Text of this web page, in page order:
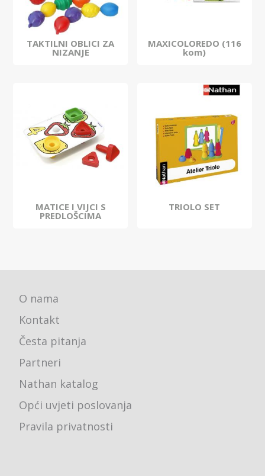
TAKTILNI OBLICI ZA
NIZANJE
MAXICOLOREDO (116
kom)
MATICE I VIJCI S
PREDLOŠCIMA
TRIOLO SET
O nama
Kontakt
Česta pitanja
Partneri
Nathan katalog
Opći uvjeti poslovanja
Pravila privatnosti